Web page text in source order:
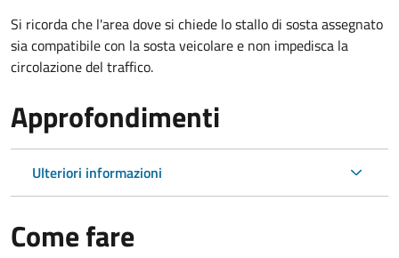
Si ricorda che l'area dove si chiede lo stallo di sosta assegnato
sia compatibile con la sosta veicolare e non impedisca la
circolazione del traffico.
Approfondimenti
Ulteriori informazioni
Come fare